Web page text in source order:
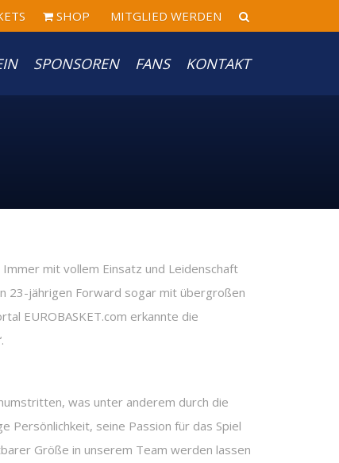
SHOP MITGLIED WERDEN
SPONSOREN FANS KONTAKT
Immer mit vollem Einsatz und Leidenschaft
23-jährigen Forward sogar mit übergroßen
EUROBASKET.com erkannte die
was unter anderem durch die
Persönlichkeit, seine Passion für das Spiel
Größe in unserem Team werden lassen